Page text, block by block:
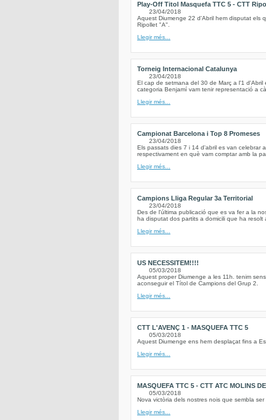
Play-Off Titol Masquefa TTC 5 - CTT
23/04/2018
Aquest Diumenge 22 d'Abril hem disputat els
Ripollet "A".
Llegir més...
Torneig Internacional Catalunya
23/04/2018
El cap de setmana del 30 de Març a l'1
categoria Benjamí vam tenir representació a
Llegir més...
Campionat Barcelona i Top 8 Promeses
23/04/2018
Els passats dies 7 i 14 d'abril es van celebrar
respectivament en què vam comptar amb la
Llegir més...
Campions Lliga Regular 3a Territorial
23/04/2018
Des de l'última publicació que es va fer a la
ha disputat dos partits a domicili que ha resolt
Llegir més...
US NECESSITEM!!!!
05/03/2018
Aquest proper Diumenge a les 11h. tenim
aconseguir el Títol de Campions del Grup 2.
Llegir més...
CTT L'AVENÇ 1 - MASQUEFA TTC 5
05/03/2018
Aquest Diumenge ens hem desplaçat fins a
Llegir més...
MASQUEFA TTC 5 - CTT ATC MOLINS
05/03/2018
Nova victòria dels nostres nois que sembla
Llegir més...